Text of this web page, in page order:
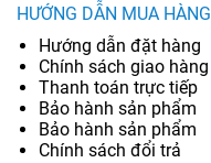
HƯỚNG DẪN MUA HÀNG
Hướng dẫn đặt hàng
Chính sách giao hàng
Thanh toán trực tiếp
Bảo hành sản phẩm
Bảo hành sản phẩm
Chính sách đổi trả